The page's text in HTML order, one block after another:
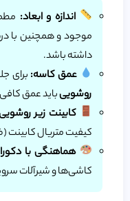
اندازه و ابعاد:
موجود و همچنین با
داشته باشد.
عمق کاسه: برای
روشوییباید عمق
کابینت زیر
کیفیت متریال کابینت
هماهنگی با
کاشی‌ها و شیرآلات